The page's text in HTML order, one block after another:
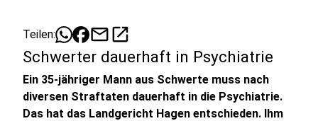
Teilen: mailopen_in_new
Schwerter dauerhaft in Psychiatrie
Ein 35-jähriger Mann aus Schwerte muss nach
diversen Straftaten dauerhaft in die Psychiatrie.
Das hat das Landgericht Hagen entschieden. Ihm